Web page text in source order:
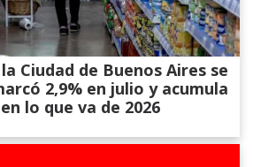
Ciudad de Buenos Aires se
2,9% en julio y acumula
lo que va de 2026